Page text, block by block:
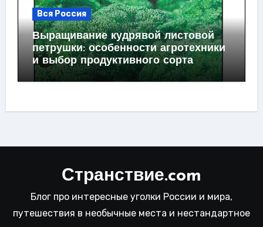
Вся Россия
Выращивание кудрявой листовой
петрушки: особенности агротехники
и выбор продуктивного сорта
Странствие.com
Блог про интересные уголки России и мира,
путешествия в необычные места и нестандартное